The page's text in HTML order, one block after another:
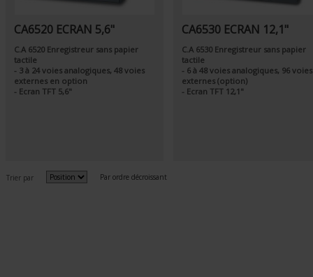
CA6520 ECRAN 5,6"
C.A 6520 Enregistreur sans papier
tactile
- 3 à 24 voies analogiques, 48 voies
externes en option
- Ecran TFT 5,6"
CA6530 ECRAN 12,1"
C.A 6530 Enregistreur sans papier
tactile
- 6 à 48 voies analogiques, 96 voies
externes (option)
- Ecran TFT 12,1"
Trier par Par ordre décroissant